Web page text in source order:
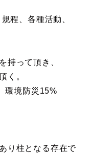
程、各種活動、
持って頂き、
く。
環境防災15%
り柱となる存在で